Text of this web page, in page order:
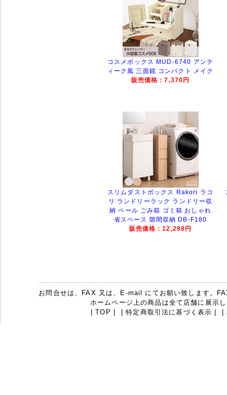
コスメボックス MUD-6740 アンテ
ィーク風 三面鏡 コンパクト メイク
販売価格：7,370円
スリムダストボックス Rakori ラコ
リ ランドリーラック ランドリー収
納 ペール ごみ箱 ゴミ箱 おしゃれ
省スペース 隙間収納 DB-F180
販売価格：12,298円
お問合せは、FAX 又は、E-mail にてお願い致します。
ホームページ上の商品は全て店舗に展示
|TOP | |特定商取引法に基づく表示 | |